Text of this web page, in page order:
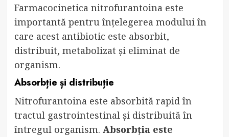
Farmacocinetica nitrofurantoina este
importantă pentru înțelegerea modului în
care acest antibiotic este absorbit,
distribuit, metabolizat și eliminat de
organism.
Absorbție și distribuție
Nitrofurantoina este absorbită rapid în
tractul gastrointestinal și distribuită în
întregul organism. Absorbția este